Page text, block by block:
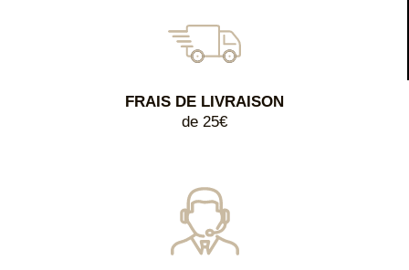
FRAIS DE LIVRAISON
de 25€